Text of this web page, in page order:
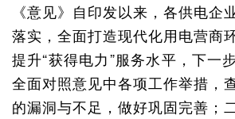
《意见》自印发以来，各供电企
落实，全面打造现代化用电营商
提升“获得电力”服务水平，下一
全面对照意见中各项工作举措，
的漏洞与不足，做好巩固完善；